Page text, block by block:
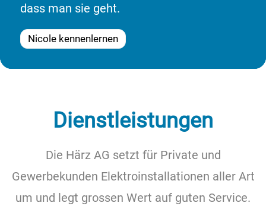
dass man sie geht.
Nicole kennenlernen
Dienstleistungen
Die Härz AG setzt für Private und
Gewerbekunden Elektroinstallationen aller Art
um und legt grossen Wert auf guten Service.